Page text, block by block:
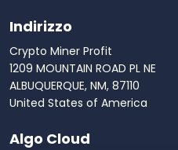
Indirizzo
Crypto Miner Profit
1209 MOUNTAIN ROAD PL NE
ALBUQUERQUE, NM, 87110
United States of America
Algo Cloud